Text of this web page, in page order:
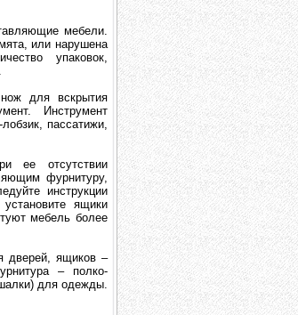
мебели.
или нарушена
упаковок,
для вскрытия
Инструмент
пассатижи,
ее отсутствии
фурнитуру,
инструкции
ящики
мебель более
дверей, ящиков –
– полко-
для одежды.